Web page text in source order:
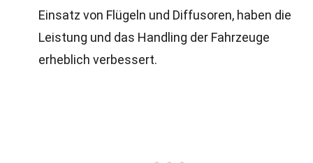
Einsatz von Flügeln und Diffusoren, haben die
Leistung und das Handling der Fahrzeuge
erheblich verbessert.